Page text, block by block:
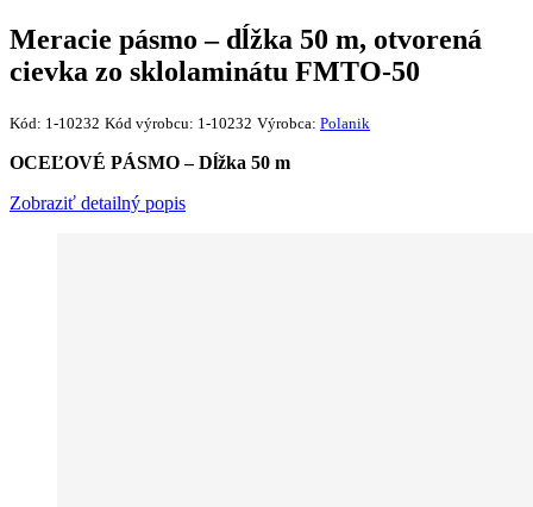
Meracie pásmo – dĺžka 50 m, otvorená
cievka zo sklolaminátu FMTO-50
Kód: 1-10232 Kód výrobcu: 1-10232 Výrobca: Polanik
OCEĽOVÉ PÁSMO – Dĺžka 50 m
Zobraziť detailný popis